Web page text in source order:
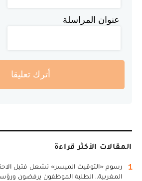
عنوان المراسلة
أترك تعليقا
المقالات الأكثر قراءة
1
رسوم «التوقيت الميسر» تشعل فتيل
المغربية.. الطلبة الموظفون يرفضون